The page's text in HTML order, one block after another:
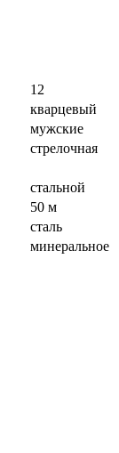
12
кварцевый
мужские
стрелочная
стальной
50 м
сталь
минеральное